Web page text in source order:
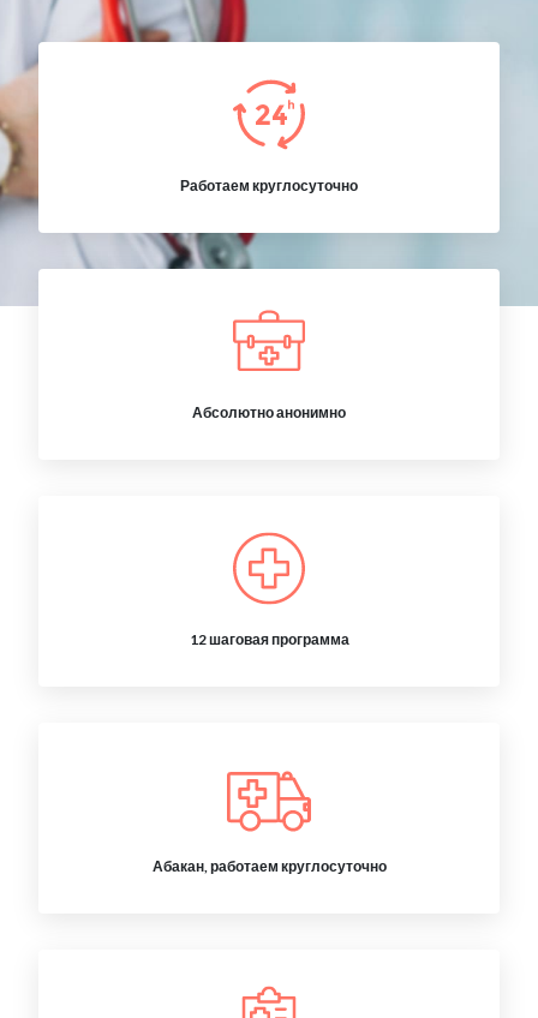
Работаем круглосуточно
Абсолютно анонимно
12 шаговая программа
Абакан, работаем круглосуточно